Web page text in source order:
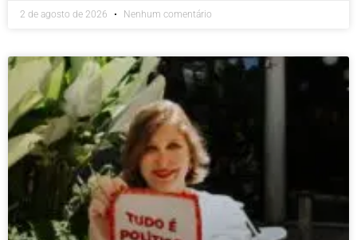
2 de agosto de 2026 Nenhum comentário